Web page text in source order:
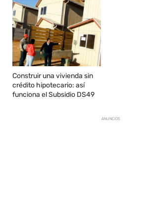
Construir una vivienda sin
crédito hipotecario: así
funciona el Subsidio DS49
ANUNCIOS